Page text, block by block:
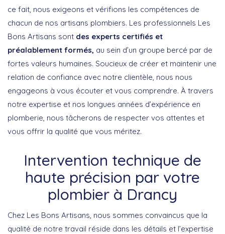
ce fait, nous exigeons et vérifions les compétences de
chacun de nos artisans plombiers. Les professionnels Les
Bons Artisans sont des experts certifiés et
préalablement formés, au sein d’un groupe bercé par de
fortes valeurs humaines. Soucieux de créer et maintenir une
relation de confiance avec notre clientèle, nous nous
engageons à vous écouter et vous comprendre. À travers
notre expertise et nos longues années d’expérience en
plomberie, nous tâcherons de respecter vos attentes et
vous offrir la qualité que vous méritez.
Intervention technique de
haute précision par votre
plombier à Drancy
Chez Les Bons Artisans, nous sommes convaincus que la
qualité de notre travail réside dans les détails et l’expertise